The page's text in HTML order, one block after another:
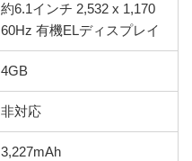
約6.1インチ 2,532 x 1,170
60Hz 有機ELディスプレイ
4GB
非対応
3,227mAh